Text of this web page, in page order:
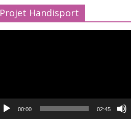
Projet Handisport
00:00 02:45